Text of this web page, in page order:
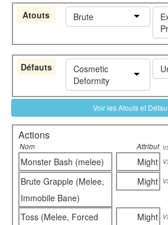
Atouts Brute
Défauts
Cosmetic
Deformity
Voir les Atouts et
Actions
Nom Attribut
Monster Bash (melee) Might
Brute Grapple (Melee,
Immobile Bane)
Might
Toss (Melee, Forced
Might